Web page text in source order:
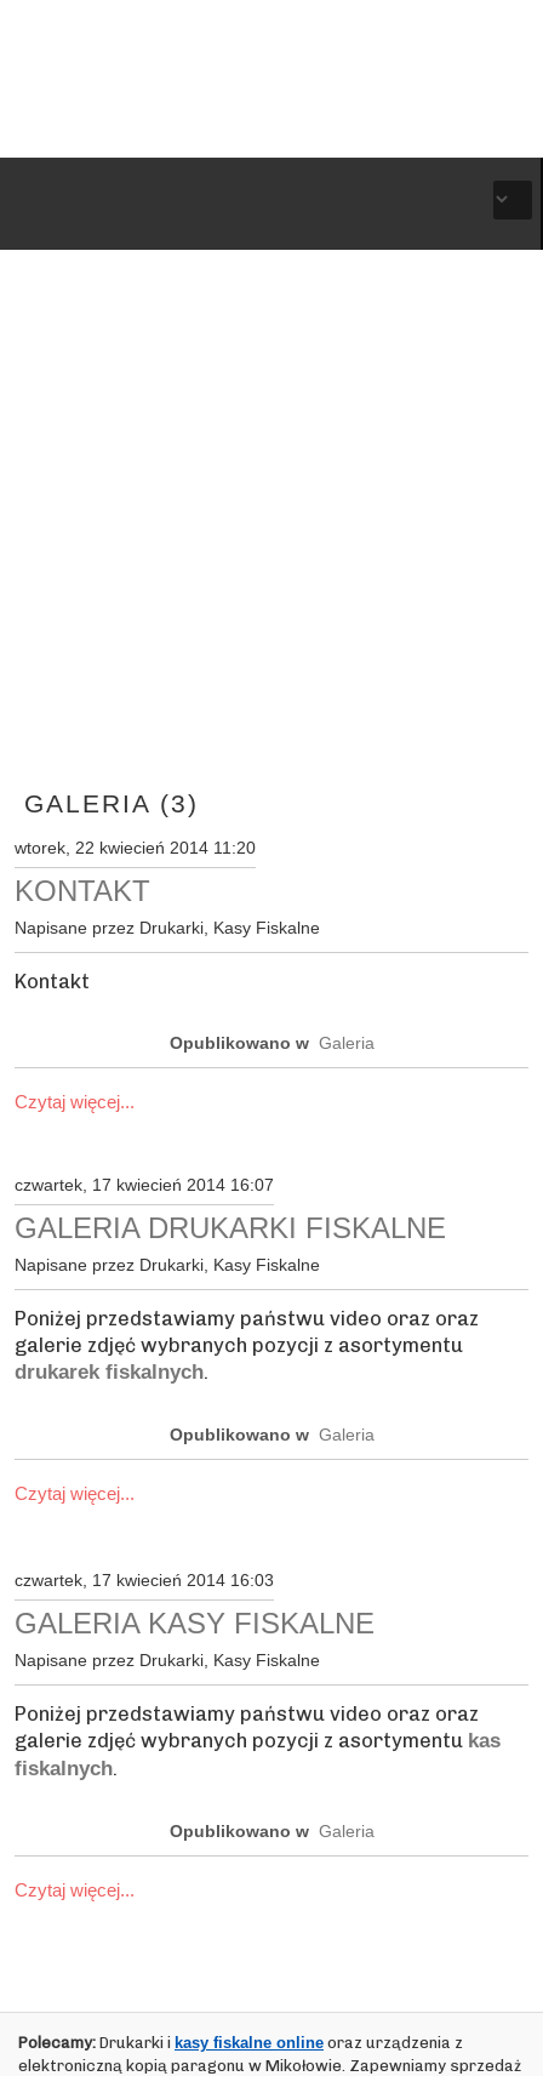
GALERIA (3)
wtorek, 22 kwiecień 2014 11:20
KONTAKT
Napisane przez Drukarki, Kasy Fiskalne
Kontakt
Opublikowano w Galeria
Czytaj więcej...
czwartek, 17 kwiecień 2014 16:07
GALERIA DRUKARKI FISKALNE
Napisane przez Drukarki, Kasy Fiskalne
Poniżej przedstawiamy państwu video oraz oraz
galerie zdjęć wybranych pozycji z asortymentu
drukarek fiskalnych.
Opublikowano w Galeria
Czytaj więcej...
czwartek, 17 kwiecień 2014 16:03
GALERIA KASY FISKALNE
Napisane przez Drukarki, Kasy Fiskalne
Poniżej przedstawiamy państwu video oraz oraz
galerie zdjęć wybranych pozycji z asortymentu kas
fiskalnych.
Opublikowano w Galeria
Czytaj więcej...
Polecamy: Drukarki i kasy fiskalne online oraz urządzenia z
elektroniczną kopią paragonu w Mikołowie. Zapewniamy sprzedaż